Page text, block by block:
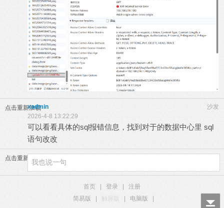
点击重新加载 沙发
xadmin
2026-4-8 13:22:29
可以看看具体的sql报错信息，找到对于的数据中心里 sql
语句改改
点击重新加载
首页 登录
注册
简易版
触屏版 电脑版